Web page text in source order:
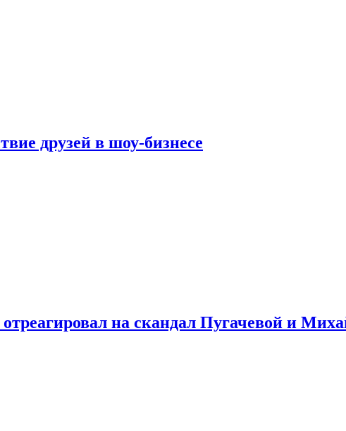
друзей в шоу-бизнесе
на скандал Пугачевой и